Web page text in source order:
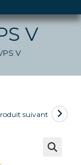
V
V
suivant